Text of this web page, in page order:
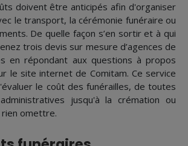
doivent être anticipés afin d'organiser
le transport, la cérémonie funéraire ou
De quelle façon s’en sortir et à qui
trois devis sur mesure d’agences de
en répondant aux questions à propos
le site internet de Comitam. Ce service
le coût des funérailles, de toutes
jusqu'à la crémation ou
rien omettre.